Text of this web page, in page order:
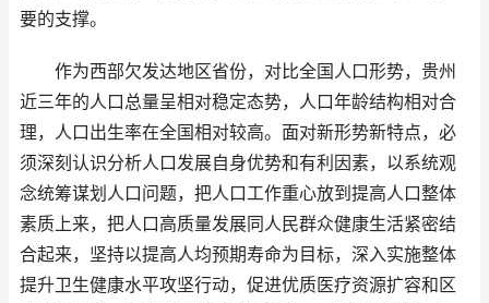
要的支撑。
作为西部欠发达地区省份，对比全国人口形势，贵州
近三年的人口总量呈相对稳定态势，人口年龄结构相对合
理，人口出生率在全国相对较高。面对新形势新特点，必
须深刻认识分析人口发展自身优势和有利因素，以系统观
念统筹谋划人口问题，把人口工作重心放到提高人口整体
素质上来，把人口高质量发展同人民群众健康生活紧密结
合起来，坚持以提高人均预期寿命为目标，深入实施整体
提升卫生健康水平攻坚行动，促进优质医疗资源扩容和区